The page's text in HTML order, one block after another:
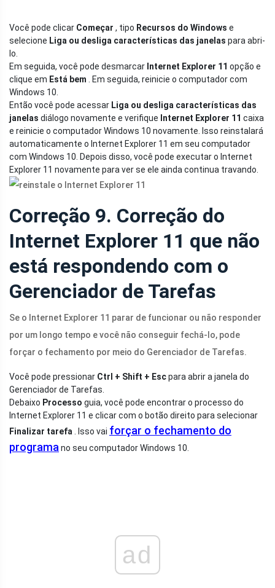
Você pode clicar Começar , tipo Recursos do Windows e
selecione Liga ou desliga características das janelas para abri-
lo.
Em seguida, você pode desmarcar Internet Explorer 11 opção e
clique em Está bem . Em seguida, reinicie o computador com
Windows 10.
Então você pode acessar Liga ou desliga características das
janelas diálogo novamente e verifique Internet Explorer 11 caixa
e reinicie o computador Windows 10 novamente. Isso reinstalará
automaticamente o Internet Explorer 11 em seu computador
com Windows 10. Depois disso, você pode executar o Internet
Explorer 11 novamente para ver se ele ainda continua travando.
Correção 9. Correção do
Internet Explorer 11 que não
está respondendo com o
Gerenciador de Tarefas
Se o Internet Explorer 11 parar de funcionar ou não responder
por um longo tempo e você não conseguir fechá-lo, pode
forçar o fechamento por meio do Gerenciador de Tarefas.
Você pode pressionar Ctrl + Shift + Escpara abrir a janela do
Gerenciador de Tarefas.
Debaixo Processo guia, você pode encontrar o processo do
Internet Explorer 11 e clicar com o botão direito para selecionar
Finalizar tarefa . Isso vai forçar o fechamento do
programa no seu computador Windows 10.
ad